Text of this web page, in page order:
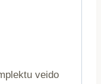
veido